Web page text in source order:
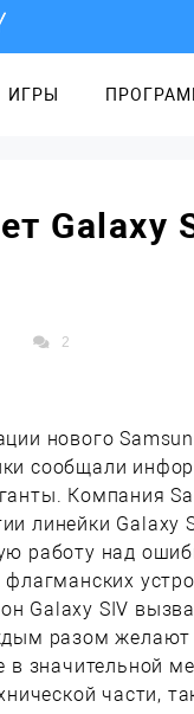
ИГРЫ
Galaxy
2
нового
сообщали
Компания
линейки Galaxy
работу над
флагманских
Galaxy SIV
разом
в значительной
части,